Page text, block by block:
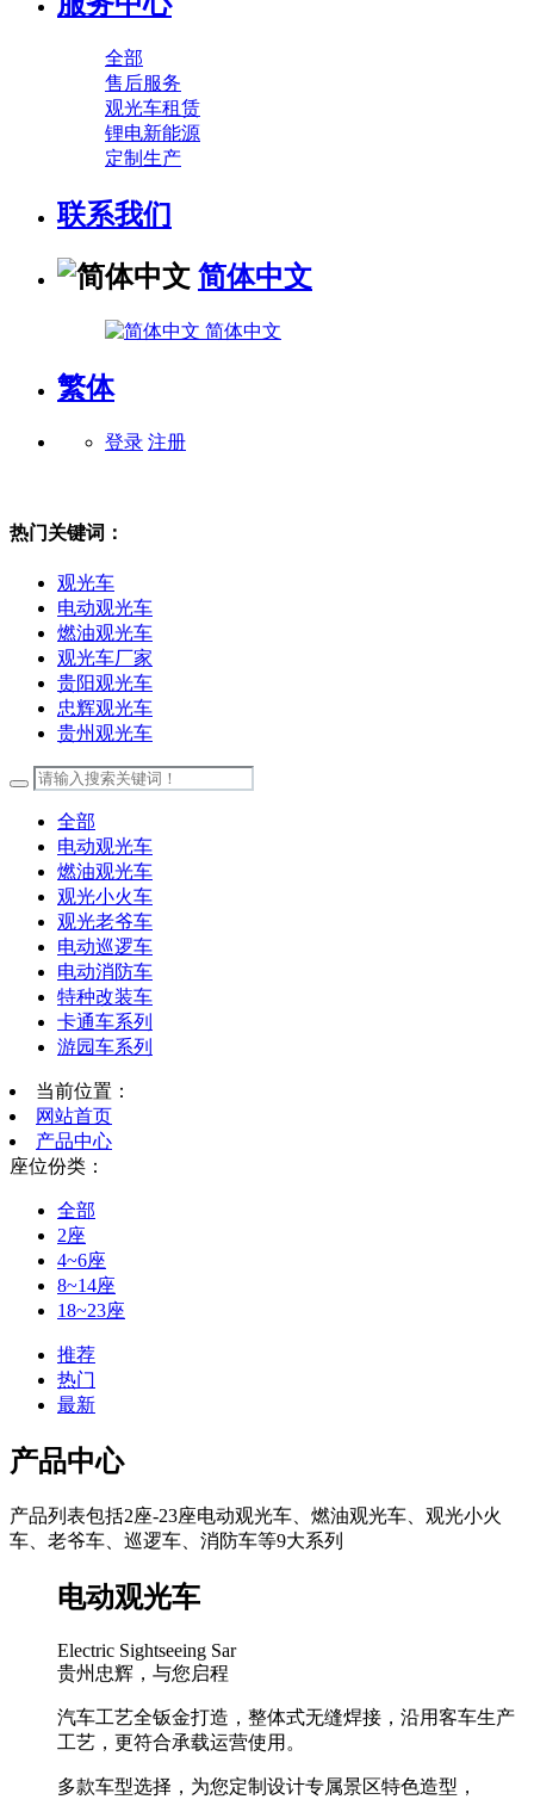
全部
售后服务
观光车租赁
锂电新能源
定制生产
联系我们
简体中文
简体中文
繁体
登录 注册
热门关键词：
观光车
电动观光车
燃油观光车
观光车厂家
贵阳观光车
忠辉观光车
贵州观光车
全部
电动观光车
燃油观光车
观光小火车
观光老爷车
电动巡逻车
电动消防车
特种改装车
卡通车系列
游园车系列
当前位置：
网站首页
产品中心
座位份类：
全部
2座
4~6座
8~14座
18~23座
推荐
热门
最新
产品中心
产品列表包括2座-23座电动观光车、燃油观光车、观光小火
车、老爷车、巡逻车、消防车等9大系列
电动观光车
Electric Sightseeing Sar
贵州忠辉，与您启程
汽车工艺全钣金打造，整体式无缝焊接，沿用客车生产
工艺，更符合承载运营使用。
多款车型选择，为您定制设计专属景区特色造型，